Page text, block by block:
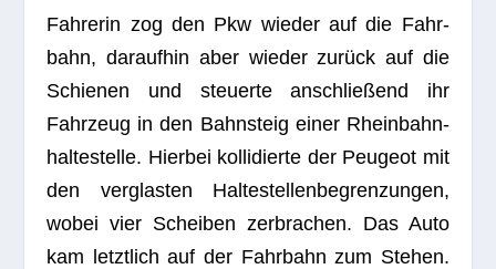
Fah­re­rin zog den Pkw wie­der auf die Fahr­
bahn, dar­auf­hin aber wie­der zurück auf die
Schie­nen und steu­erte anschlie­ßend ihr
Fahr­zeug in den Bahn­steig einer Rhein­bahn­
hal­te­stelle. Hier­bei kol­li­dierte der Peu­geot mit
den ver­glas­ten Hal­te­stel­len­be­gren­zun­gen,
wobei vier Schei­ben zer­bra­chen. Das Auto
kam letzt­lich auf der Fahr­bahn zum Ste­hen.